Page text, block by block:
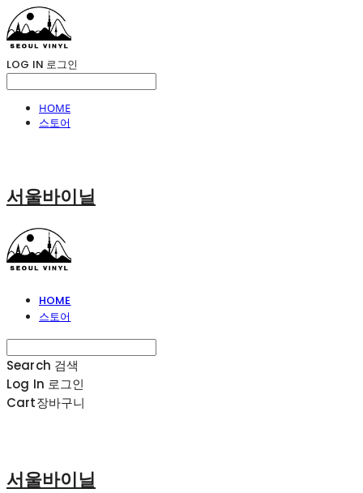
LOG IN 로그인
HOME
스토어
서울바이닐
HOME
스토어
Search 검색
Log In 로그인
Cart장바구니
서울바이닐